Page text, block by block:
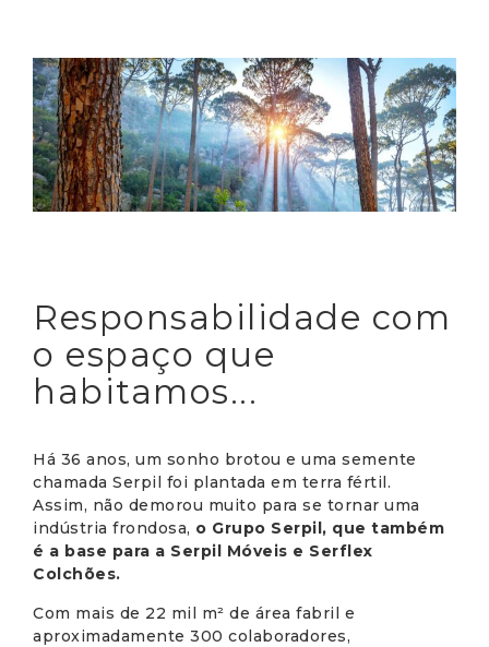
Responsabilidade com
o espaço que
habitamos...
Há 36 anos, um sonho brotou e uma semente
chamada Serpil foi plantada em terra fértil.
Assim, não demorou muito para se tornar uma
indústria frondosa, o Grupo Serpil, que também
é a base para a Serpil Móveis e Serflex
Colchões.
Com mais de 22 mil m² de área fabril e
aproximadamente 300 colaboradores,